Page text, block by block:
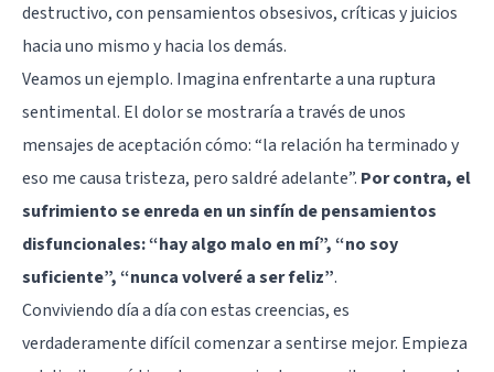
destructivo, con pensamientos obsesivos, críticas y juicios
hacia uno mismo y hacia los demás.
Veamos un ejemplo. Imagina enfrentarte a una ruptura
sentimental. El dolor se mostraría a través de unos
mensajes de aceptación cómo: “la relación ha terminado y
eso me causa tristeza, pero saldré adelante”. Por contra, el
sufrimiento se enreda en un sinfín de pensamientos
disfuncionales: “hay algo malo en mí”, “no soy
suficiente”, “nunca volveré a ser feliz”.
Conviviendo día a día con estas creencias, es
verdaderamente difícil comenzar a sentirse mejor. Empieza